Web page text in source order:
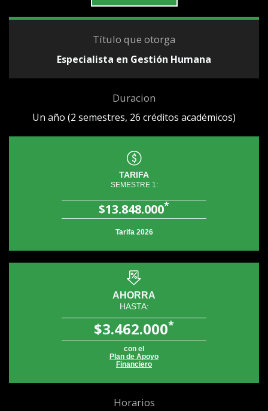
Título que otorga
Especialista en Gestión Humana
Duracion
Un año (2 semestres, 26 créditos académicos)
TARIFA
SEMESTRE 1:
$13.848.000*
Tarifa 2026
AHORRA
HASTA:
$3.462.000*
con el
Plan de Apoyo
Financiero
Horarios